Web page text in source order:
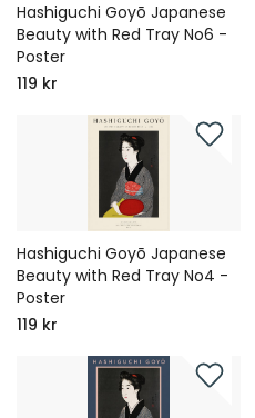
Hashiguchi Goyō Japanese
Beauty with Red Tray No6 -
Poster
119 kr
Hashiguchi Goyō Japanese
Beauty with Red Tray No4 -
Poster
119 kr